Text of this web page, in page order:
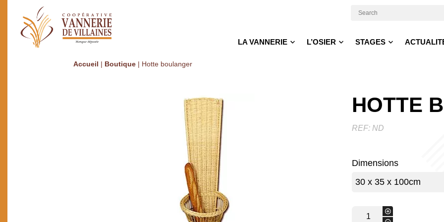
LA VANNERIE L’OSIER STAGES
Accueil | Boutique| Hotte boulanger
HOTTE
REF: ND
Dimensions
+